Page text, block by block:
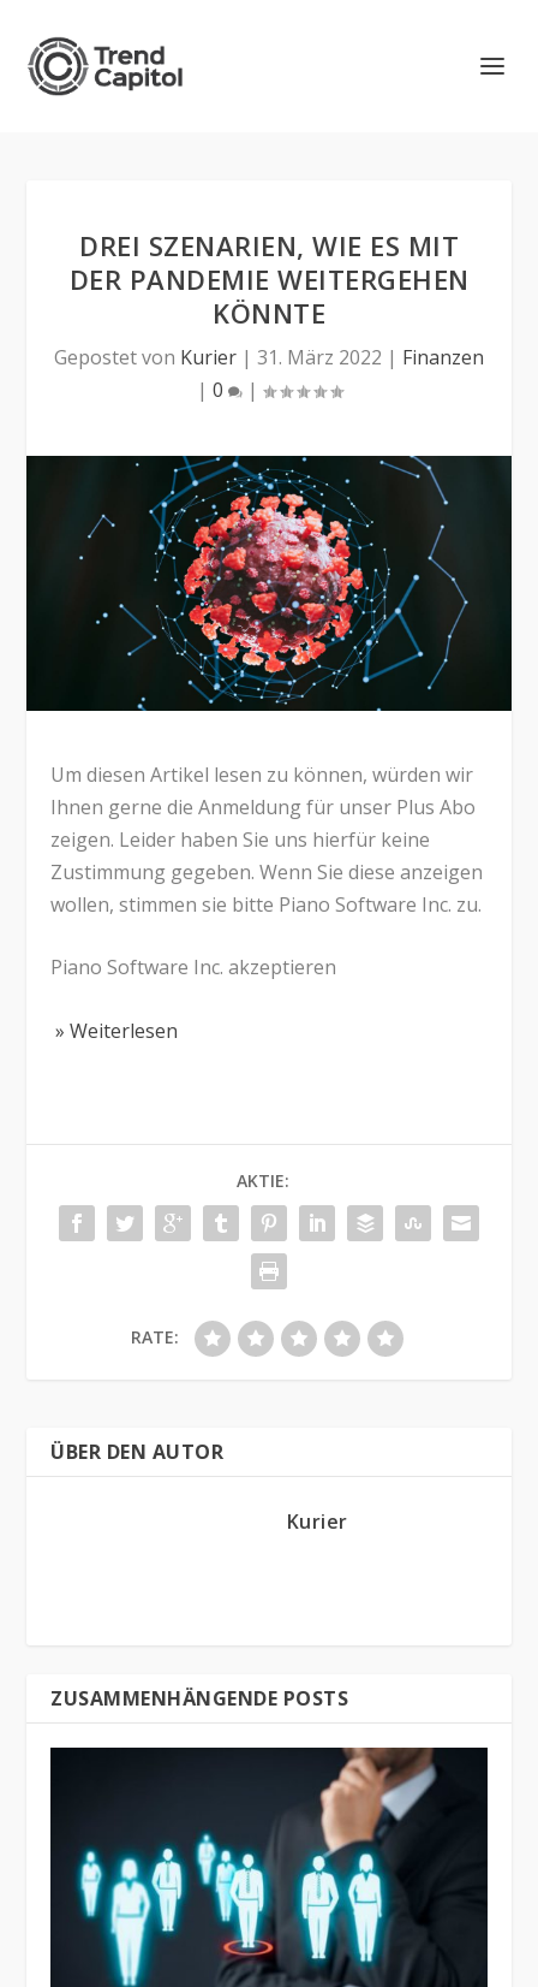
DREI SZENARIEN, WIE ES MIT
DER PANDEMIE WEITERGEHEN
KÖNNTE
Gepostet von Kurier | 31. März 2022 | Finanzen
| 0 |
Um diesen Artikel lesen zu können, würden wir
Ihnen gerne die Anmeldung für unser Plus Abo
zeigen. Leider haben Sie uns hierfür keine
Zustimmung gegeben. Wenn Sie diese anzeigen
wollen, stimmen sie bitte Piano Software Inc. zu.
Piano Software Inc. akzeptieren
» Weiterlesen
AKTIE:
RATE:
ÜBER DEN AUTOR
Kurier
ZUSAMMENHÄNGENDE POSTS